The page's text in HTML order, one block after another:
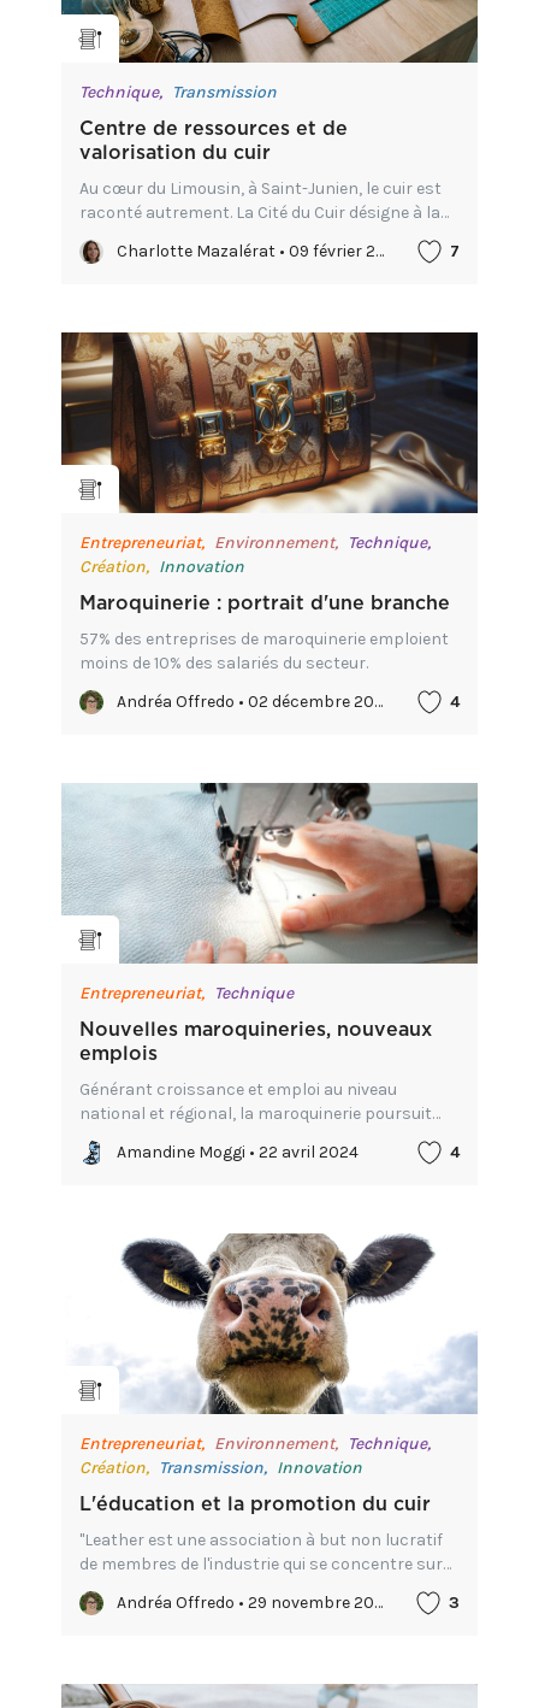
Technique, Transmission
Centre de ressources et de
valorisation du cuir
Au cœur du Limousin, à Saint-Junien, le cuir est
raconté autrement. La Cité du Cuir désigne à la
fois un lieu dédié à la filière cuir ainsi qu'un musée
et un centre de ressources.
Charlotte Mazalérat • 09 février 2026 7
Entrepreneuriat, Environnement, Technique,
Création, Innovation
Maroquinerie : portrait d'une branche
57% des entreprises de maroquinerie emploient
moins de 10% des salariés du secteur.
Andréa Offredo • 02 décembre 2024
4
Entrepreneuriat, Technique
Nouvelles maroquineries, nouveaux
emplois
Générant croissance et emploi au niveau
national et régional, la maroquinerie poursuit
son ascension fulgurante. Hermès, Longchamp,
Louis Vuitton… Ces géants du luxe contribuent
Amandine Moggi • 22 avril 2024 4
Entrepreneuriat, Environnement, Technique,
Création, Transmission, Innovation
L'éducation et la promotion du cuir
"Leather est une association à but non lucratif
de membres de l'industrie qui se concentre sur
l'éducation et la promotion du cuir."
Andréa Offredo • 29 novembre 2023 3